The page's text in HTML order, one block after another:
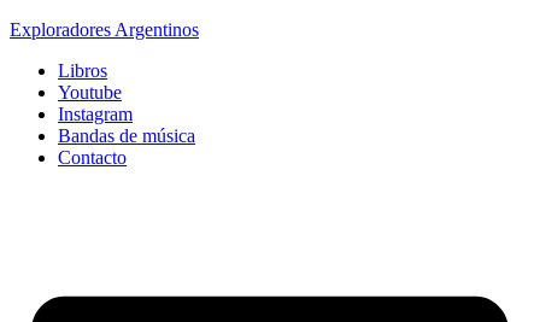
Exploradores Argentinos
Libros
Youtube
Instagram
Bandas de música
Contacto